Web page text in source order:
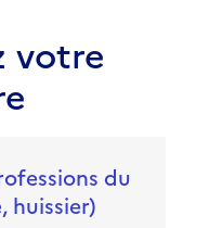
votre
du
huissier)